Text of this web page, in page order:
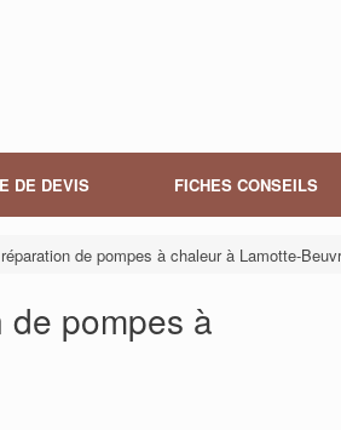
DE DEVIS FICHES CONSEILS
de pompes à chaleur à Lamotte-
pompes à